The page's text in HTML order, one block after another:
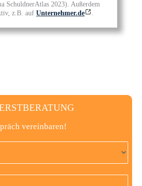
SchuldnerAtlas 2023). Außerdem
z.B. auf Unternehmer.de .
vereinbaren!